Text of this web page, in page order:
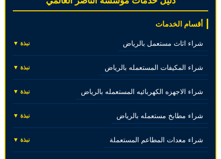
أقسام الخدمات
شراء اثاث مستعمل بالرياض نبذة ▼
شراء المكيفات المستعمله بالرياض نبذة ▼
شراء الاجهزه الكهربائيه المستعمله بالرياض نبذة ▼
شراء مطابخ مستعمله بالرياض نبذة ▼
شراء معدات المطاعم المستعملة نبذة ▼